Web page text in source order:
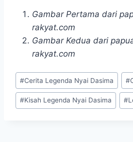
Gambar Pertama dari
rakyat.com
Gambar Kedua dari
rakyat.com
Post
Tags:
#Cerita Legenda Nyai Dasima #
#Kisah Legenda Nyai Dasima #